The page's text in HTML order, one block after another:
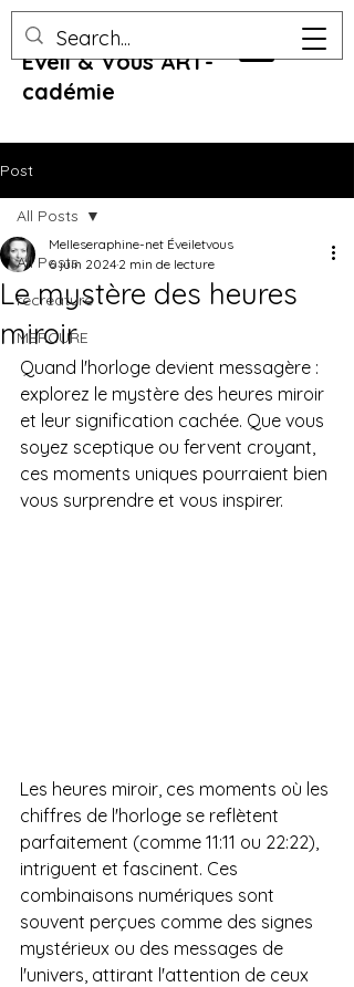
Eveil & Vous ART-
cadémie
Post
All Posts
recreature
MERCURE
All Posts
Le mystère des heures
miroir
Melleseraphine-net Éveiletvous
6 juin 2024 2 min de lecture
Quand l'horloge devient messagère :
explorez le mystère des heures miroir
et leur signification cachée. Que vous
soyez sceptique ou fervent croyant,
ces moments uniques pourraient bien
vous surprendre et vous inspirer.
Les heures miroir, ces moments où les
chiffres de l'horloge se reflètent
parfaitement (comme 11:11 ou 22:22),
intriguent et fascinent. Ces
combinaisons numériques sont
souvent perçues comme des signes
mystérieux ou des messages de
l'univers, attirant l'attention de ceux